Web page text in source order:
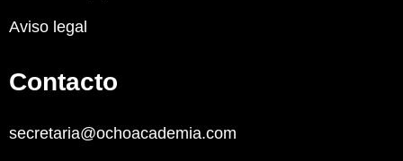
Aviso legal
Contacto
secretaria@ochoacademia.com